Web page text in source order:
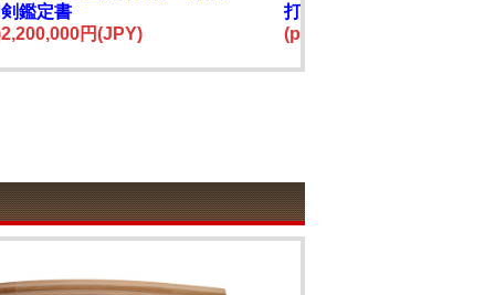
鑑定書
円(JPY)
打刀拵 特別保存刀剣鑑
(price)3,600,000円(JPY)